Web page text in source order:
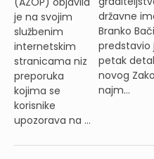
je na svojim
službenim
internetskim
stranicama niz
preporuka
kojima se
korisnike
upozorava na ...
državne
Branko
predstavio
petak
novog
najm...